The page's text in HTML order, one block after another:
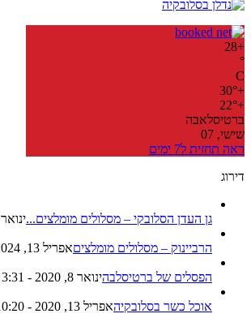
+
28
°
C
+
30°
+
22°
ברטיסלאבה
שישי, 07
ראה תחזית ל7 ימים
דירוג
גן העדן הסלובקי – מסלולים מומלצים...ינואר 6, 2026 - 11:38 am
הרביינוק – מסלולים מומלציםאפריל 13, 2024 - 5:46 pm
הפסלים של ברטיסלבהינואר 8, 2020 - 3:31 pm
אוכל כשר בסלובקיהאפריל 13, 2020 - 10:20 am